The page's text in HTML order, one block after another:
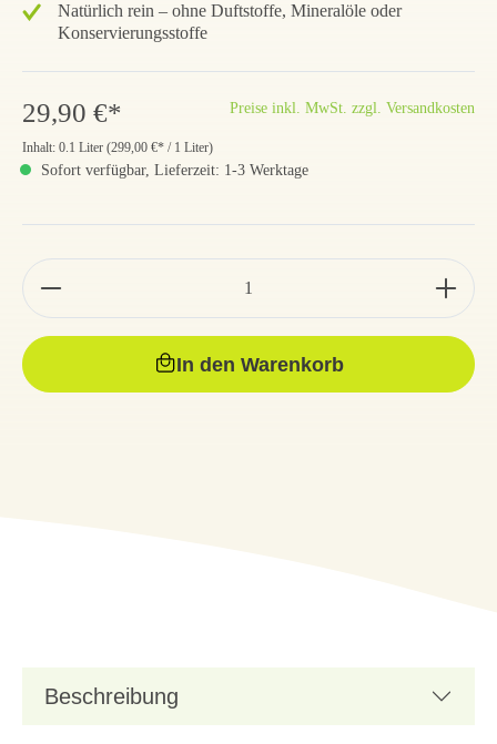
Natürlich rein – ohne Duftstoffe, Mineralöle oder
Konservierungsstoffe
29,90 €*
Inhalt: 0.1 Liter (299,00 €* / 1 Liter)
Preise inkl. MwSt. zzgl. Versandkosten
Sofort verfügbar, Lieferzeit: 1-3 Werktage
In den Warenkorb
Beschreibung